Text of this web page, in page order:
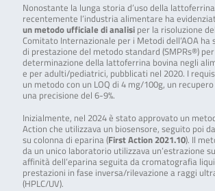
Nonostante la lunga storia d’uso della
recentemente l’industria alimentare ha
un metodo ufficiale di analisi per la risoluzione
Comitato Internazionale per i Metodi dell’AOA
di prestazione del metodo standard (SMPRs®)
determinazione della lattoferrina bovina negli
e per adulti/pediatrici, pubblicati nel 2020. I
un metodo con un LOQ di 4 mg/100g, un
una precisione del 6-9%.
Inizialmente, nel 2024 è stato approvato un
Action che utilizzava un biosensore, seguito poi
su colonna di eparina (First Action 2021.10). Il
da un unico laboratorio utilizzava un’estrazione
affinità dell’eparina seguita da cromatografia
prestazioni in fase inversa/rilevazione a raggi
(HPLC/UV).